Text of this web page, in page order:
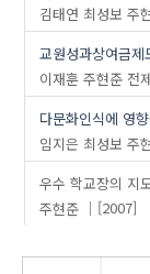
김태연 최성보 주
교원성과상여금
이재훈 주현준 전
다문화인식에 영
임지은 최성보 주
우수 학교장의 지
주현준
[2007]